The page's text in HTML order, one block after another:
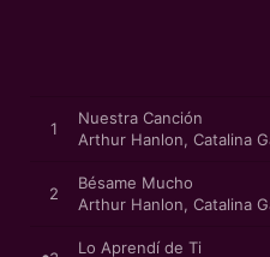
1
Nuestra Canción
Arthur Hanlon, Catalina
2
Bésame Mucho
Arthur Hanlon, Catalina
Lo Aprendí de Ti